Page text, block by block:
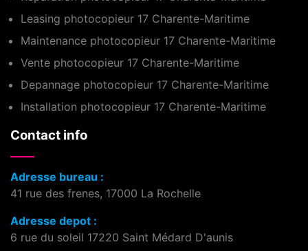
Leasing photocopieur 17 Charente-Maritime
Maintenance photocopieur 17 Charente-Maritime
Vente photocopieur 17 Charente-Maritime
Depannage photocopieur 17 Charente-Maritime
Installation photocopieur 17 Charente-Maritime
Contact info
Adresse bureau :
41 rue des frenes, 17000 La Rochelle
Adresse depot :
6 rue du soleil 17220 Saint Médard D'aunis